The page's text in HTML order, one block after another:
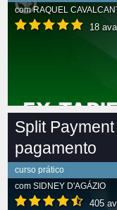
comRAQUEL
18
Split
pagamento
curso prático
com SIDNEY D'AGÁZIO
405